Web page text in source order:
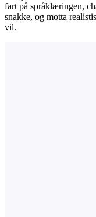
fart på språklæringen,
snakke, og motta
vil.